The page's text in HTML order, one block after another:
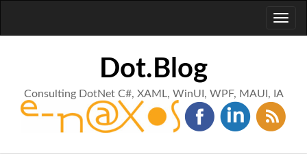
Dot.Blog
Consulting DotNet C#, XAML, WinUI, WPF, MAUI, IA